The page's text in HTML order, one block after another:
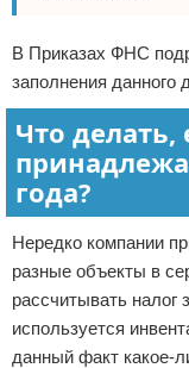
В Приказах ФНС
заполнения данного
Что
года?
Нередко компании
разные объекты в
рассчитывать налог
используется
данный факт какое-